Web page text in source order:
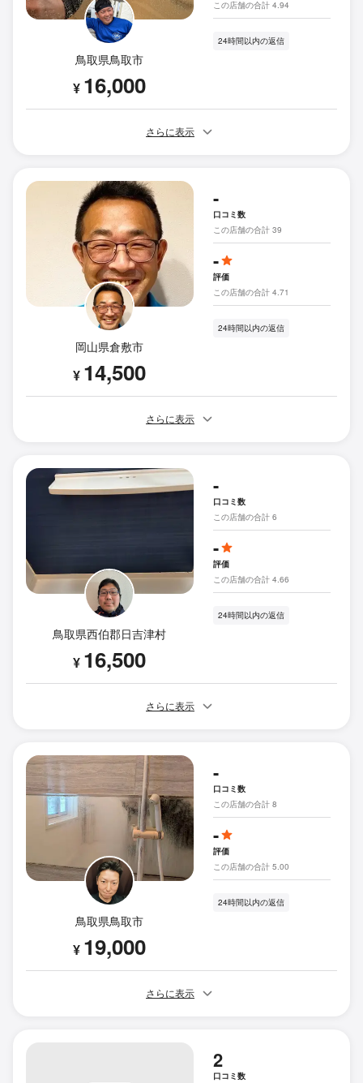
鳥取県鳥取市
¥ 16,000
この店舗の合計 4.94
24時間以内の返信
さらに表示
岡山県倉敷市
¥ 14,500
-
口コミ数
この店舗の合計 39
-
評価
この店舗の合計 4.71
24時間以内の返信
さらに表示
鳥取県西伯郡日吉津村
¥ 16,500
-
口コミ数
この店舗の合計 6
-
評価
この店舗の合計 4.66
24時間以内の返信
さらに表示
鳥取県鳥取市
¥ 19,000
-
口コミ数
この店舗の合計 8
-
評価
この店舗の合計 5.00
24時間以内の返信
さらに表示
2
口コミ数